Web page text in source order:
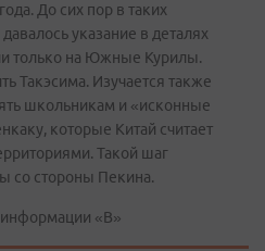
До сих пор в таких
указание в деталях
только на Южные Курилы.
Такэсима. Изучается также
школьникам и «исконные
которые Китай считает
Такой шаг
со стороны Пекина.
«В»